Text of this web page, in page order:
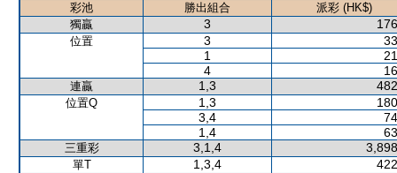
彩池 勝出組合
派彩 (HK$)
獨贏
3
位置 3
1
4
連贏 1,3
位置Q 1,3
3,4
1,4
三重彩 3,1,4
單T 1,3,4